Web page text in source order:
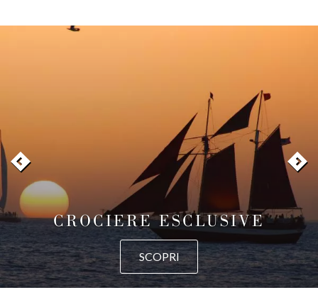
CROCIERE ESCLUSIVE
SCOPRI